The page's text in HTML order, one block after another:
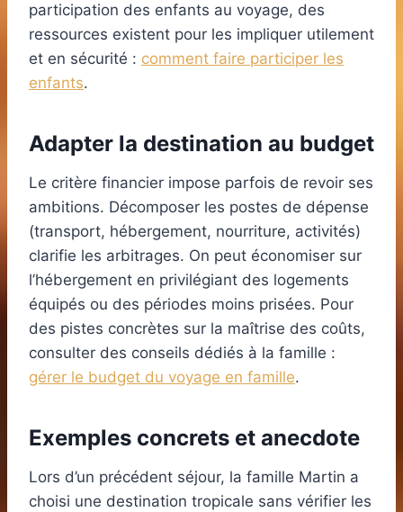
participation des enfants au voyage, des
ressources existent pour les impliquer utilement
et en sécurité : comment faire participer les
enfants.
Adapter la destination au budget
Le critère financier impose parfois de revoir ses
ambitions. Décomposer les postes de dépense
(transport, hébergement, nourriture, activités)
clarifie les arbitrages. On peut économiser sur
l’hébergement en privilégiant des logements
équipés ou des périodes moins prisées. Pour
des pistes concrètes sur la maîtrise des coûts,
consulter des conseils dédiés à la famille :
gérer le budget du voyage en famille.
Exemples concrets et anecdote
Lors d’un précédent séjour, la famille Martin a
choisi une destination tropicale sans vérifier les